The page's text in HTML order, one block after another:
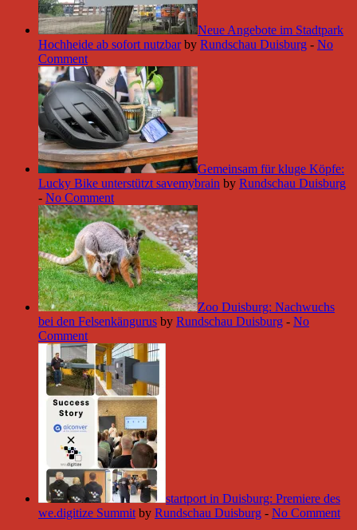
Neue Angebote im Stadtpark
Hochheide ab sofort nutzbar by Rundschau Duisburg - No
Comment
Gemeinsam für kluge Köpfe:
Lucky Bike unterstützt savemybrain by Rundschau Duisburg
- No Comment
Zoo Duisburg: Nachwuchs
bei den Felsenkängurus by Rundschau Duisburg - No
Comment
startport in Duisburg: Premiere des
we.digitize Summit by Rundschau Duisburg - No Comment